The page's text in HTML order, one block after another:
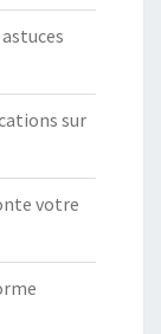
sur
votre